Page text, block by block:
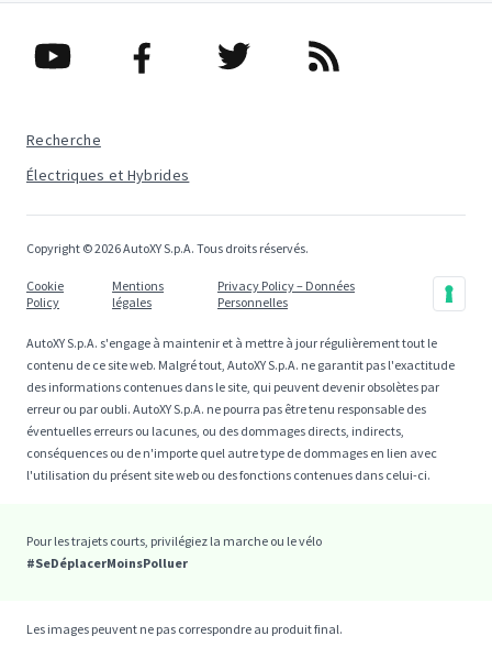
Recherche
Électriques et Hybrides
Copyright © 2026 AutoXY S.p.A. Tous droits réservés.
Cookie
Policy
Mentions
légales
Privacy Policy – Données
Personnelles
AutoXY S.p.A. s'engage à maintenir et à mettre à jour régulièrement tout le
contenu de ce site web. Malgré tout, AutoXY S.p.A. ne garantit pas l'exactitude
des informations contenues dans le site, qui peuvent devenir obsolètes par
erreur ou par oubli. AutoXY S.p.A. ne pourra pas être tenu responsable des
éventuelles erreurs ou lacunes, ou des dommages directs, indirects,
conséquences ou de n'importe quel autre type de dommages en lien avec
l'utilisation du présent site web ou des fonctions contenues dans celui-ci.
Pour les trajets courts, privilégiez la marche ou le vélo
#SeDéplacerMoinsPolluer
Les images peuvent ne pas correspondre au produit final.